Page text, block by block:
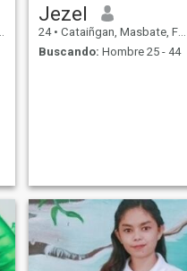
Jezel
24 • Cataiñgan, Masbate, Filipinas
Buscando: Hombre 25 - 44